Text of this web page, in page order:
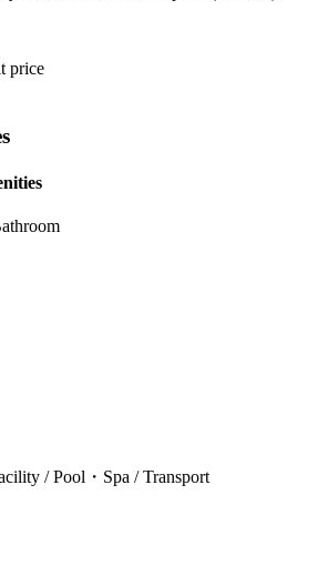
price
/ Pool・Spa / Transport